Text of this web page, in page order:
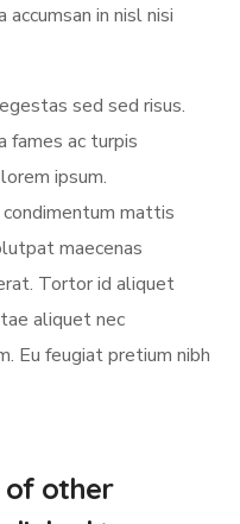
in nisl nisi
sed sed risus.
fames ac turpis
ipsum.
mattis
maecenas
Tortor id aliquet
aliquet nec
Eu feugiat pretium nibh
of other